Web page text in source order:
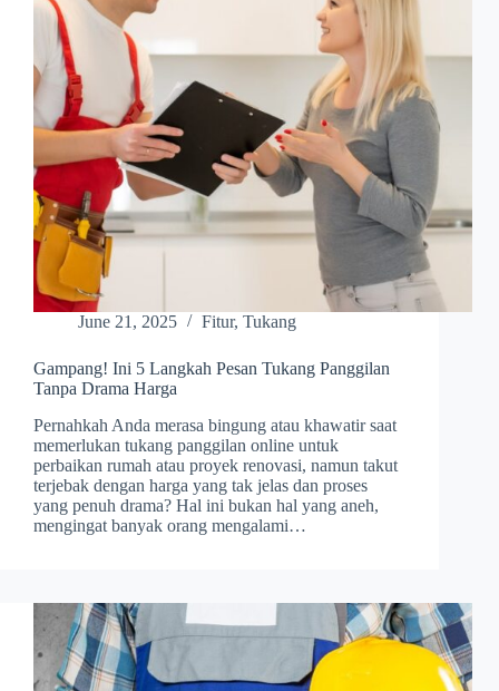
June 21, 2025 Fitur, Tukang
Gampang! Ini 5 Langkah Pesan Tukang Panggilan
Tanpa Drama Harga
Pernahkah Anda merasa bingung atau khawatir saat
memerlukan tukang panggilan online untuk
perbaikan rumah atau proyek renovasi, namun takut
terjebak dengan harga yang tak jelas dan proses
yang penuh drama? Hal ini bukan hal yang aneh,
mengingat banyak orang mengalami…